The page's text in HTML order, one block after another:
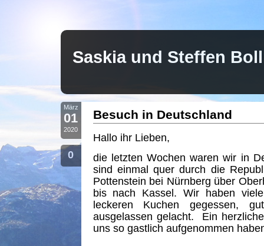
Saskia und Steffen
März
01
2020
0
Besuch in Deutschland
Hallo ihr Lieben,
die letzten Wochen waren wir in
sind einmal quer durch die
Pottenstein bei Nürnberg über
bis nach Kassel. Wir haben
leckeren Kuchen gegessen,
ausgelassen gelacht. Ein
uns so gastlich aufgenommen